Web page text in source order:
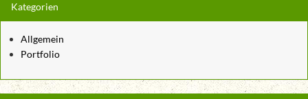
Kategorien
Allgemein
Portfolio